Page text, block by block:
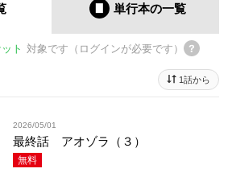
単行本の一覧
ト 対象です（ログインが必要です）
1話から
2026/05/01
最終話 アオゾラ（３）
無料